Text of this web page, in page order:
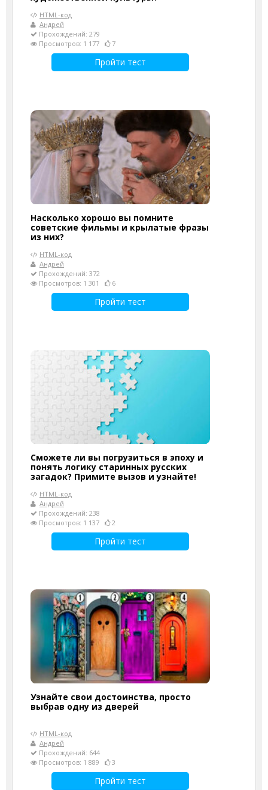
HTML-код
Андрей
Прохождений: 279
Просмотров: 1 177
7
Пройти тест
Насколько хорошо вы помните
советские фильмы и крылатые фразы
из них?
HTML-код
Андрей
Прохождений: 372
Просмотров: 1 301
6
Пройти тест
Сможете ли вы погрузиться в эпоху и
понять логику старинных русских
загадок? Примите вызов и узнайте!
HTML-код
Андрей
Прохождений: 238
Просмотров: 1 137
2
Пройти тест
Узнайте свои достоинства, просто
выбрав одну из дверей
HTML-код
Андрей
Прохождений: 644
Просмотров: 1 889
3
Пройти тест